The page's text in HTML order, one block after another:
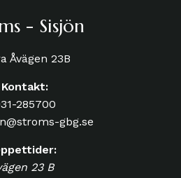
- Sisjön
Åvägen 23B
Kontakt:
285700
gbg.se
23 B